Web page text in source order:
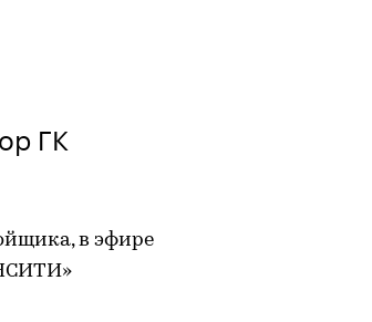
ГК
в эфире